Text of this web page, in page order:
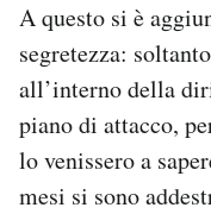
A questo si è
segretezza:
all’interno della
piano di attacco,
lo venissero a
mesi si sono